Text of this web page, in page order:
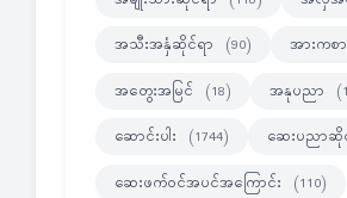
အသီးအနှံဆိုင်ရာ (90) အားကစာ
အတွေးအမြင် (18) အနုပညာ
ဆောင်းပါး (1744) ဆေးပညာဆို
ဆေးဖက်ဝင်အပင်အကြောင်း (110)